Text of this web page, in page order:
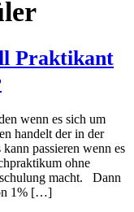
Praktikant
wenn es sich um
handelt der in der
passieren wenn es
ohne
macht. Dann
1% […]